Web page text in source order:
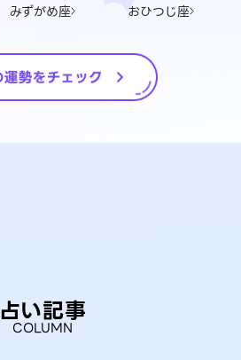
みずがめ座 おひつじ座
占い記事
COLUMN